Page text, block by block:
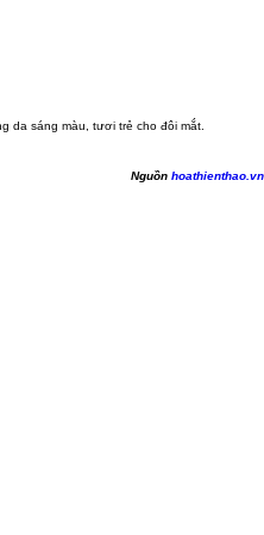
da sáng màu, tươi trẻ cho đôi mắt.
Nguồn hoathienthao.vn